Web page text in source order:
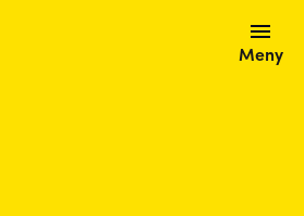
Meny